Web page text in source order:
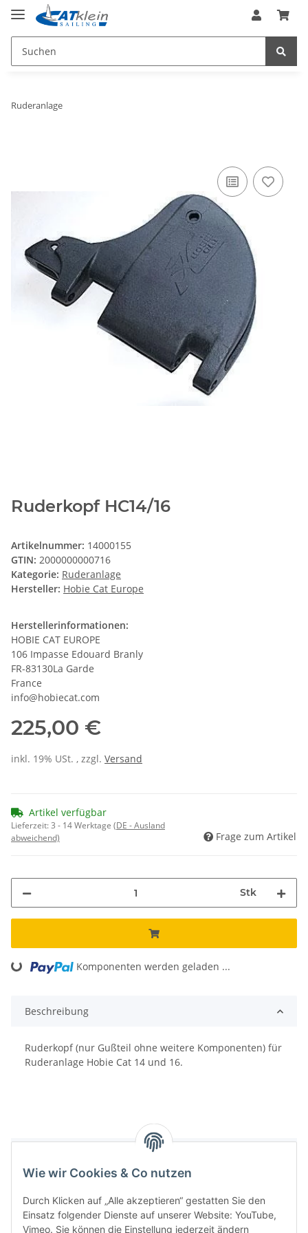
Ruderanlage
Ruderkopf HC14/16
Artikelnummer: 14000155
GTIN: 2000000000716
Kategorie: Ruderanlage
Hersteller: Hobie Cat Europe
Herstellerinformationen:
HOBIE CAT EUROPE
106 Impasse Edouard Branly
FR-83130La Garde
France
info@hobiecat.com
225,00 €
inkl. 19% USt. , zzgl. Versand
Artikel verfügbar
Lieferzeit:3 - 14 Werktage (DE - Ausland
abweichend)
Frage zum Artikel
Stk
Loading... Komponenten werden geladen ...
Beschreibung
Ruderkopf (nur Gußteil ohne weitere Komponenten) für
Ruderanlage Hobie Cat 14 und 16.
Wie wir Cookies & Co nutzen
Durch Klicken auf „Alle akzeptieren“ gestatten Sie den
Einsatz folgender Dienste auf unserer Website: YouTube,
Vimeo. Sie können die Einstellung jederzeit ändern